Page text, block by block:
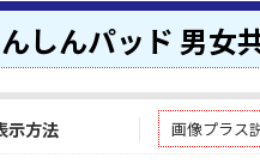
しんパッド 男女
示方法 画像プラス